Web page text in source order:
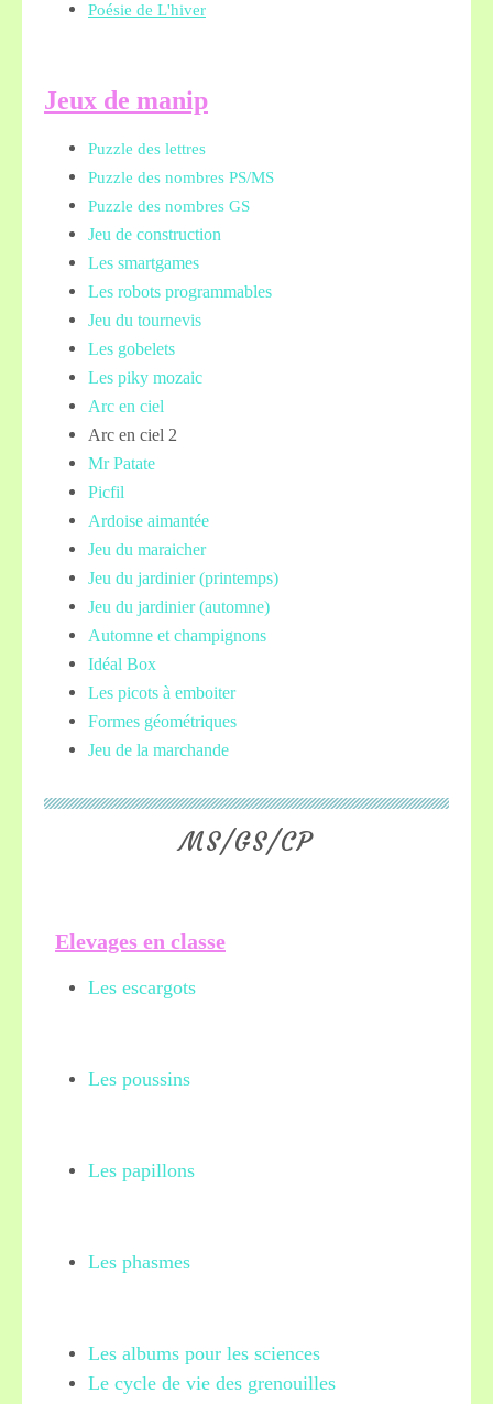
MS/GS/CP
Elevages en classe
Les escargots
Les poussins
Les papillons
Les phasmes
Les albums pour les sciences
Le cycle de vie des grenouilles
Poésie de L'hiver
Jeux de manip
Puzzle des lettres
Puzzle des nombres PS/MS
Puzzle des nombres GS
Jeu de construction
Les smartgames
Les robots programmables
Jeu du tournevis
Les gobelets
Les piky mozaic
Arc en ciel
Arc en ciel 2
Mr Patate
Picfil
Ardoise aimantée
Jeu du maraicher
Jeu du jardinier (printemps)
Jeu du jardinier (automne)
Automne et champignons
Idéal Box
Les picots à emboiter
Formes géométriques
Jeu de la marchande